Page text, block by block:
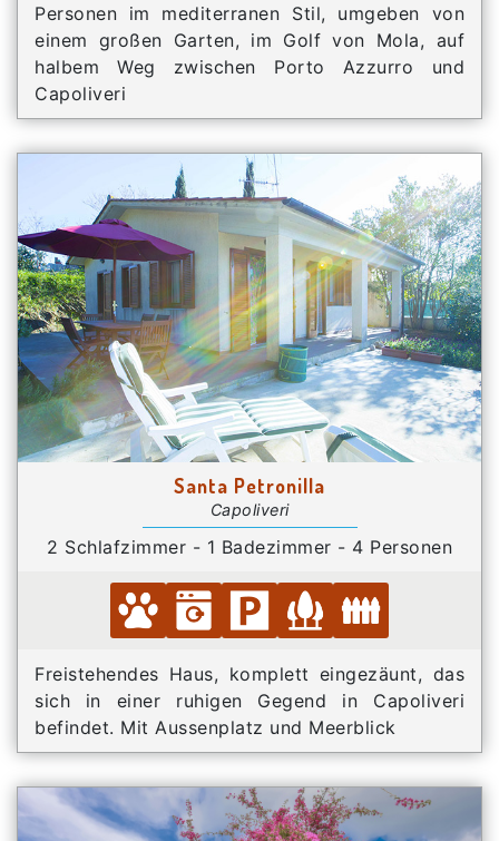
Personen im mediterranen Stil, umgeben von
einem großen Garten, im Golf von Mola, auf
halbem Weg zwischen Porto Azzurro und
Capoliveri
Santa Petronilla
Capoliveri
2 Schlafzimmer - 1 Badezimmer - 4 Personen
Freistehendes Haus, komplett eingezäunt, das
sich in einer ruhigen Gegend in Capoliveri
befindet. Mit Aussenplatz und Meerblick